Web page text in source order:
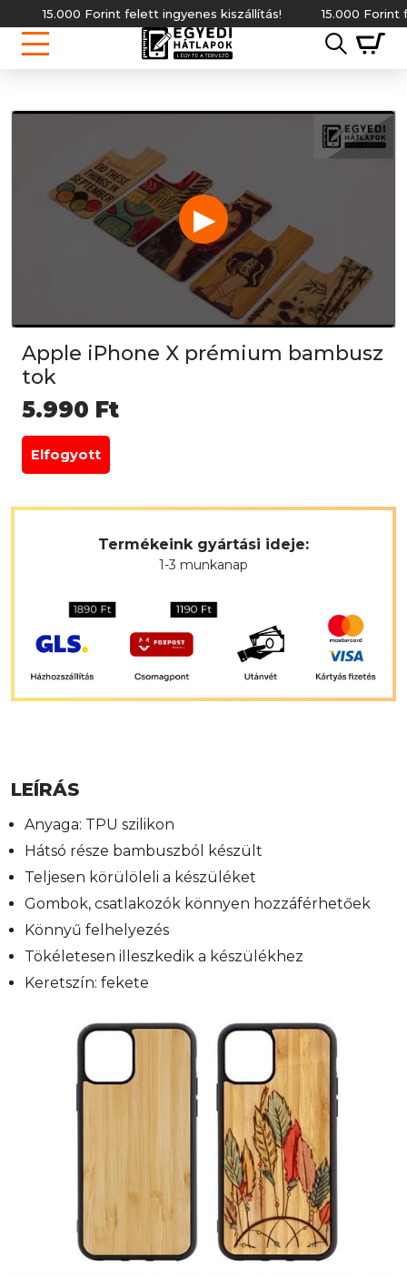
15.000 Forint felett ingyenes kiszállítás! 15.000 Forint
▶
Apple iPhone X prémium bambusz
tok
5.990 Ft
Elfogyott
Termékeink gyártási ideje:
1-3 munkanap
LEÍRÁS
Anyaga: TPU szilikon
Hátsó része bambuszból készült
Teljesen körülöleli a készüléket
Gombok, csatlakozók könnyen hozzáférhetőek
Könnyű felhelyezés
Tökéletesen illeszkedik a készülékhez
Keretszín: fekete